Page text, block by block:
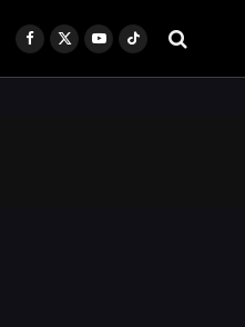
Facebook
X
YouTubeTikTok